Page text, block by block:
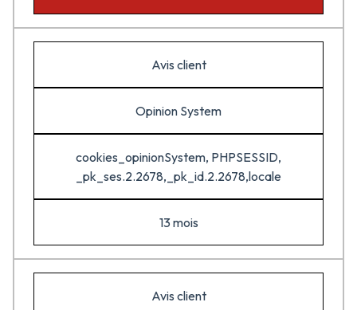
Avis client
Opinion System
cookies_opinionSystem, PHPSESSID,
_pk_ses.2.2678,_pk_id.2.2678,locale
13 mois
Avis client